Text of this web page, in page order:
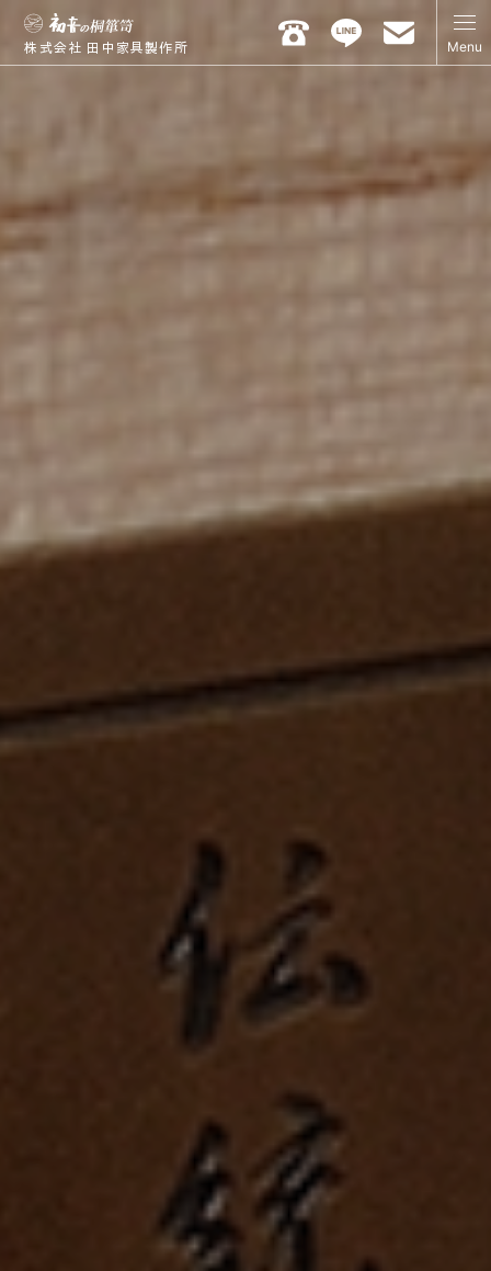
株式会社 田中家具製作所 Menu